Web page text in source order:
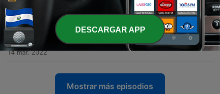
04 abr. 2022
157 - DJ michbuze - Mix SBK (Salsa Bachata Kizomba)
Salbakiz Los 33 Bordeaux 2022-192
14 mar. 2022
Mostrar más episodios
DESCARGAR APP